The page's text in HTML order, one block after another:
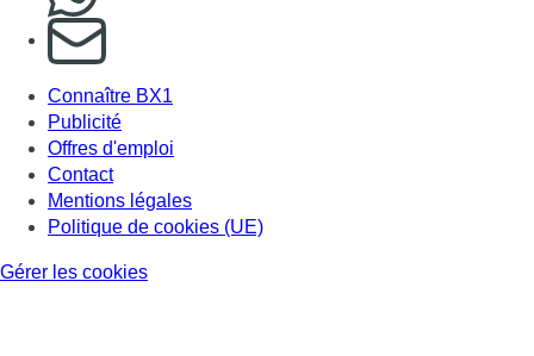
S'abonner à notre newsletter
Connaître BX1
Publicité
Offres d'emploi
Contact
Mentions légales
Politique de cookies (UE)
Gérer les cookies